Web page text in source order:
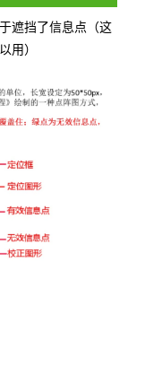
遮挡了信息点（这
用）